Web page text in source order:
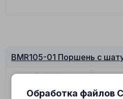
BMR105-01 Поршень с
Обработка файлов